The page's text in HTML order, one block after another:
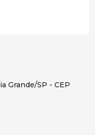
Grande/SP - CEP